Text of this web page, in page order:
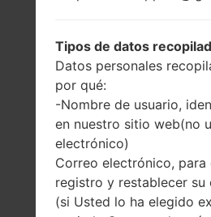
1440 x 2560 píxeles
píxeles por
pulgada)
174 gramos (6.14
onzas)
Tipos de datos
Datos personales
por qué:
-Nombre de usuario,
en nuestro sitio web(no
electrónico)
Correo electrónico, para
registro y restablecer su
(si Usted lo ha elegido